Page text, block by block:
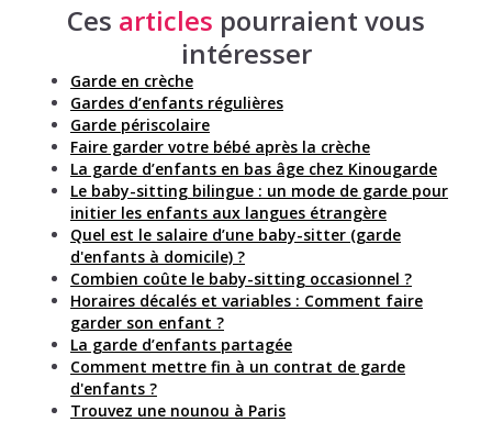
Ces articles pourraient vous
intéresser
Garde en crèche
Gardes d’enfants régulières
Garde périscolaire
Faire garder votre bébé après la crèche
La garde d’enfants en bas âge chez Kinougarde
Le baby-sitting bilingue : un mode de garde pour
initier les enfants aux langues étrangère
Quel est le salaire d’une baby-sitter (garde
d'enfants à domicile) ?
Combien coûte le baby-sitting occasionnel ?
Horaires décalés et variables : Comment faire
garder son enfant ?
La garde d’enfants partagée
Comment mettre fin à un contrat de garde
d'enfants ?
Trouvez une nounou à Paris